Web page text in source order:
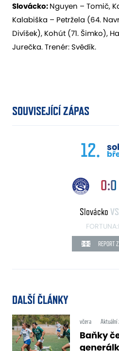
Slovácko:Nguyen – Tomič,
Kalabiška – Petržela (64.
Divíšek), Kohút (71. Šimko),
Jurečka. Trenér: Svědík.
SOUVISEJÍCÍ ZÁPAS
12.
0:0
Slovácko VS
REPORT
DALŠÍ ČLÁNKY
včera Aktuální
Baňky